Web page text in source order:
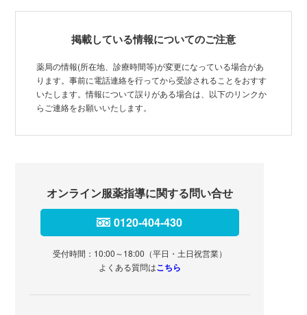
掲載している情報についてのご注意
薬局の情報(所在地、診療時間等)が変更になっている場合があ
ります。事前に電話連絡を行ってから受診されることをおすす
いたします。情報について誤りがある場合は、以下のリンクか
らご連絡をお願いいたします。
オンライン服薬指導に関する問い合せ
0120-404-430
受付時間：10:00～18:00（平日・土日祝営業）
よくある質問はこちら